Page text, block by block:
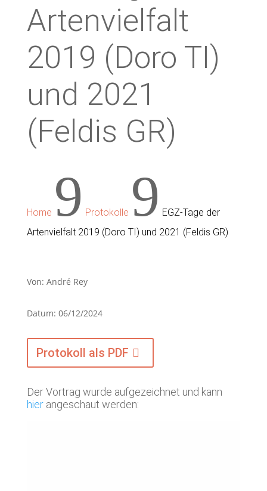
Artenvielfalt
2019 (Doro TI)
und 2021
(Feldis GR)
Home 9 Protokolle 9 EGZ-Tage der
Artenvielfalt 2019 (Doro TI) und 2021 (Feldis GR)
Von: André Rey
Datum: 06/12/2024
Protokoll als PDF
Der Vortrag wurde aufgezeichnet und kann
hierangeschaut werden: